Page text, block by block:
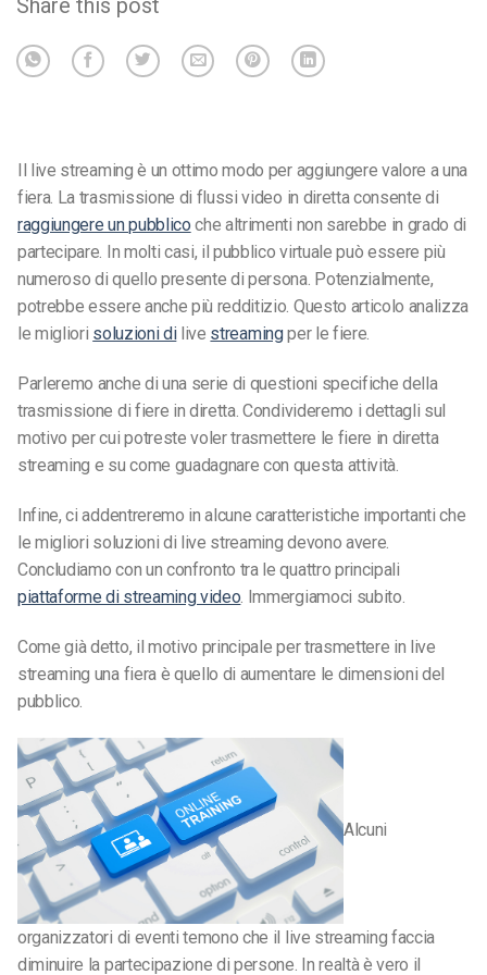
Il live streaming è un ottimo modo per aggiungere valore a una
fiera. La trasmissione di flussi video in diretta consente di
raggiungere un pubblico che altrimenti non sarebbe in grado di
partecipare. In molti casi, il pubblico virtuale può essere più
numeroso di quello presente di persona. Potenzialmente,
potrebbe essere anche più redditizio. Questo articolo analizza
le migliori soluzioni dilive streamingper le fiere.
Parleremo anche di una serie di questioni specifiche della
trasmissione di fiere in diretta. Condivideremo i dettagli sul
motivo per cui potreste voler trasmettere le fiere in diretta
streaming e su come guadagnare con questa attività.
Infine, ci addentreremo in alcune caratteristiche importanti che
le migliori soluzioni di live streaming devono avere.
Concludiamo con un confronto tra le quattro principali
piattaforme di streaming video. Immergiamoci subito.
Come già detto, il motivo principale per trasmettere in live
streaming una fiera è quello di aumentare le dimensioni del
pubblico.
Alcuni
organizzatori di eventi temono che il live streaming faccia
diminuire la partecipazione di persone. In realtà è vero il